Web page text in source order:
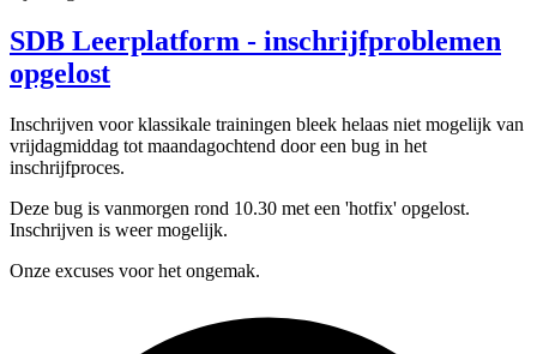
SDB Leerplatform - inschrijfproblemen
opgelost
Inschrijven voor klassikale trainingen bleek helaas niet mogelijk van
vrijdagmiddag tot maandagochtend door een bug in het
inschrijfproces.
Deze bug is vanmorgen rond 10.30 met een 'hotfix' opgelost.
Inschrijven is weer mogelijk.
Onze excuses voor het ongemak.